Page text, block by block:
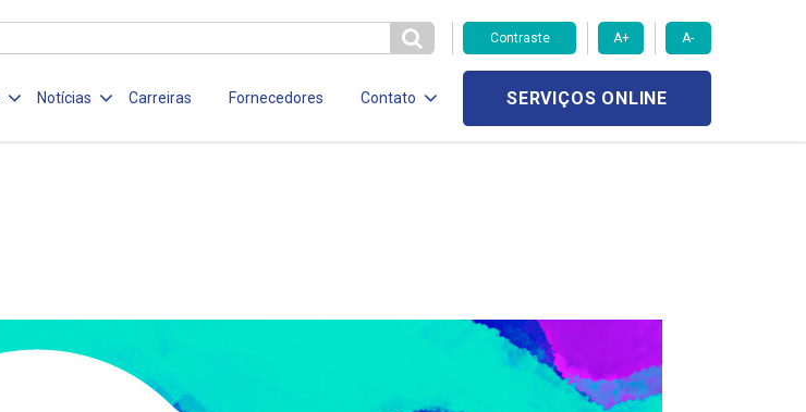
Contraste A+ A-
Notícias Carreiras Fornecedores Contato SERVIÇOS ONLINE